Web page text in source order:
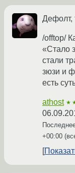
Дефолт,
/offtop/
«Стало
стали
зюзи и
есть
athost
+00:00